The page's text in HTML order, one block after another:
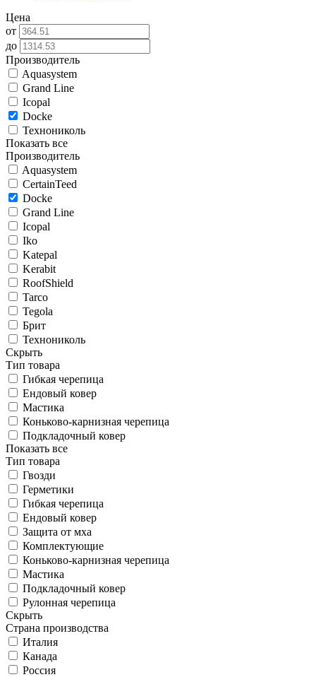
Цена
от
до
Производитель
Aquasystem
Grand Line
Icopal
Docke
Технониколь
Показать все
Производитель
Aquasystem
CertainTeed
Docke
Grand Line
Icopal
Iko
Katepal
Kerabit
RoofShield
Tarco
Tegola
Брит
Технониколь
Скрыть
Тип товара
Гибкая черепица
Ендовый ковер
Мастика
Коньково-карнизная черепица
Подкладочный ковер
Показать все
Тип товара
Гвозди
Герметики
Гибкая черепица
Ендовый ковер
Защита от мха
Комплектующие
Коньково-карнизная черепица
Мастика
Подкладочный ковер
Рулонная черепица
Скрыть
Страна производства
Италия
Канада
Россия